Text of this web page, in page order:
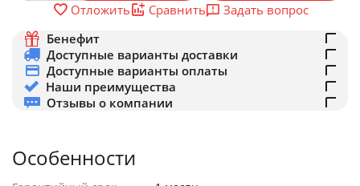
Отложить
Сравнить
Задать вопрос
Бенефит
Доступные варианты доставки
Доступные варианты оплаты
Наши преимущества
Отзывы о компании
Особенности